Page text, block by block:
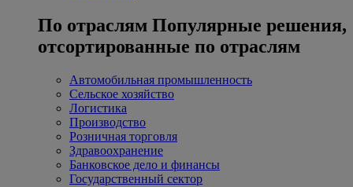
По отраслям Популярные решения,
отсортированные по отраслям
Автомобильная промышленность
Сельское хозяйство
Логистика
Производство
Розничная торговля
Здравоохранение
Банковское дело и финансы
Государственный сектор